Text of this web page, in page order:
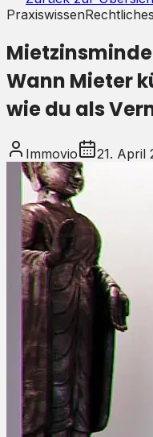
PraxiswissenRechtliches
Wann Mieter
wie du als
Immovio 21. April